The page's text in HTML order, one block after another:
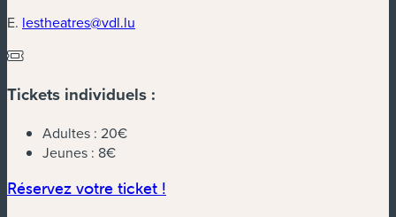
E. lestheatres@vdl.lu
Tickets individuels :
Adultes : 20€
Jeunes : 8€
Réservez votre ticket !